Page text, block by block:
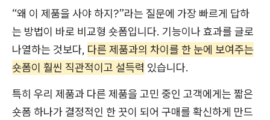
“왜 이 제품을 사야 하지?”라는 질문에 가장 빠르게 답하
는 방법이 바로 비교형 숏폼입니다. 기능이나 효과를 글로
나열하는 것보다, 다른 제품과의 차이를 한 눈에 보여주는
숏폼이 훨씬 직관적이고 설득력 있습니다.
특히 우리 제품과 다른 제품을 고민 중인 고객에게는 짧은
숏폼 하나가 결정적인 한 끗이 되어 구매를 확신하게 만드